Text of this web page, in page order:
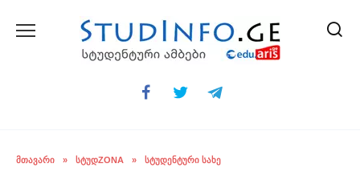
ᲛᲗᲐᲕᲐᲠᲘ » ᲡᲢᲣᲓZONA » ᲡᲢᲣᲓᲔᲜᲢᲣᲠᲘ ᲡᲐᲮᲔ